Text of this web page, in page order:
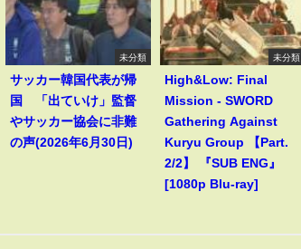
未分類
サッカー韓国代表が帰
国 「出ていけ」監督
やサッカー協会に非難
の声(2026年6月30日)
未分類
High&Low: Final
Mission - SWORD
Gathering Against
Kuryu Group 【Part.
2/2】 『SUB ENG』
[1080p Blu-ray]